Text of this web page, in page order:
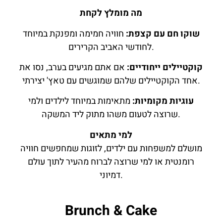
מה מומלץ לקחת
שוקו חם עם קצפת: חוויה חמימה ומפנקת במיוחד
לחודשי האביב הקרירים.
קוקטיילים ייחודיים: אם אתם מגיעים בערב, נסו את
אחד הקוקטיילים שלהם שמוגשים עם טאץ' יצירתי.
עוגיות מקומיות: מתאימות במיוחד לילדים ולמי
שרוצה לטעום משהו מתוק ליד המשקה.
למי מתאים
מושלם למשפחות עם ילדים, לזוגות שמחפשים חוויה
רומנטית או למי שרוצה לברוח מהעיר לתוך עולם
דמיוני.
Brunch & Cake